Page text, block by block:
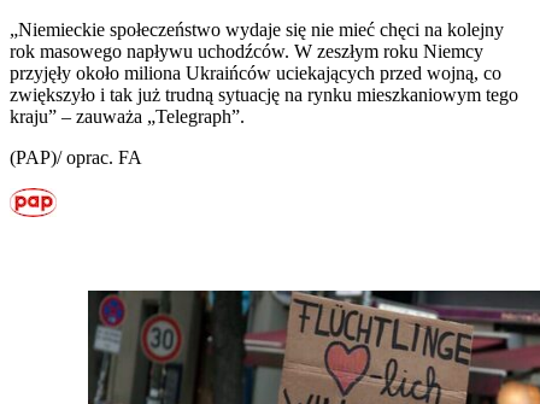
„Niemieckie społeczeństwo wydaje się nie mieć chęci na kolejny
rok masowego napływu uchodźców. W zeszłym roku Niemcy
przyjęły około miliona Ukraińców uciekających przed wojną, co
zwiększyło i tak już trudną sytuację na rynku mieszkaniowym tego
kraju” – zauważa „Telegraph”.
(PAP)/ oprac. FA